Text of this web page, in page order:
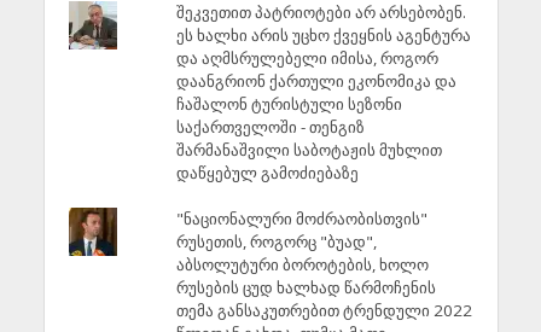
შეკვეთით პატრიოტები არ არსებობენ.
ეს ხალხი არის უცხო ქვეყნის აგენტურა
და აღმსრულებელი იმისა, როგორ
დაანგრიონ ქართული ეკონომიკა და
ჩაშალონ ტურისტული სეზონი
საქართველოში - თენგიზ
შარმანაშვილი საბოტაჟის მუხლით
დაწყებულ გამოძიებაზე
"ნაციონალური მოძრაობისთვის"
რუსეთის, როგორც "ბუად",
აბსოლუტური ბოროტების, ხოლო
რუსების ცუდ ხალხად წარმოჩენის
თემა განსაკუთრებით ტრენდული 2022